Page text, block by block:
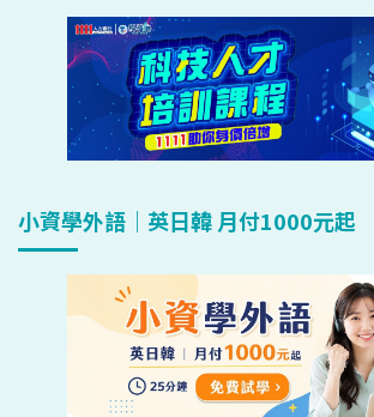
小資學外語｜英日韓 月付1000元起